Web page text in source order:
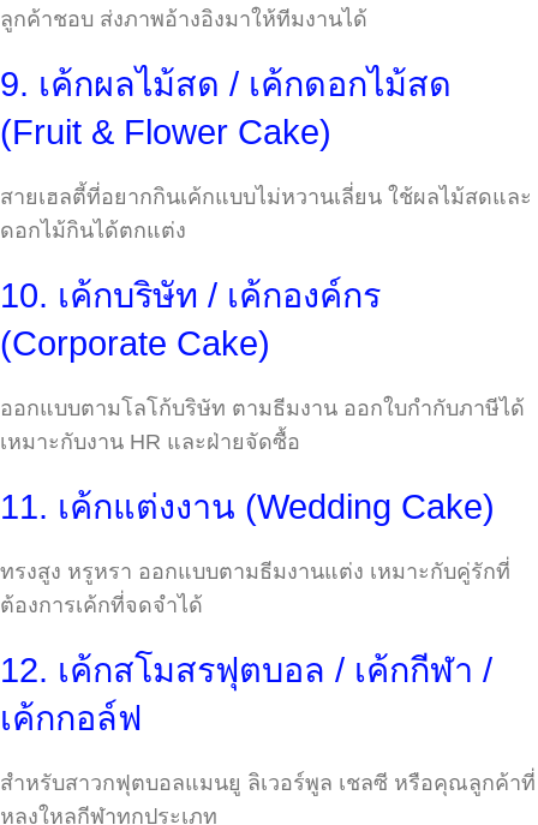
ลูกค้าชอบ ส่งภาพอ้างอิงมาให้ทีมงานได้
9. เค้กผลไม้สด / เค้กดอกไม้สด
(Fruit & Flower Cake)
สายเฮลตี้ที่อยากกินเค้กแบบไม่หวานเลี่ยน ใช้ผลไม้สดและ
ดอกไม้กินได้ตกแต่ง
10. เค้กบริษัท / เค้กองค์กร
(Corporate Cake)
ออกแบบตามโลโก้บริษัท ตามธีมงาน ออกใบกำกับภาษีได้
เหมาะกับงาน HR และฝ่ายจัดซื้อ
11. เค้กแต่งงาน (Wedding Cake)
ทรงสูง หรูหรา ออกแบบตามธีมงานแต่ง เหมาะกับคู่รักที่
ต้องการเค้กที่จดจำได้
12. เค้กสโมสรฟุตบอล / เค้กกีฬา /
เค้กกอล์ฟ
สำหรับสาวกฟุตบอลแมนยู ลิเวอร์พูล เชลซี หรือคุณลูกค้าที่
หลงใหลกีฬาทุกประเภท